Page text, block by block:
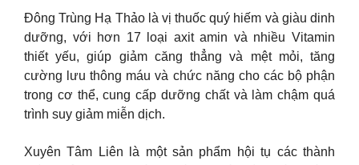
Đông Trùng Hạ Thảo là vị thuốc quý hiếm và giàu dinh
dưỡng, với hơn 17 loại axit amin và nhiều Vitamin
thiết yếu, giúp giảm căng thẳng và mệt mỏi, tăng
cường lưu thông máu và chức năng cho các bộ phận
trong cơ thể, cung cấp dưỡng chất và làm chậm quá
trình suy giảm miễn dịch.
Xuyên Tâm Liên là một sản phẩm hội tụ các thành